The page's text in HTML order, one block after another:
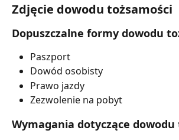
Zdjęcie dowodu tożsamości
Dopuszczalne formy dowodu
Paszport
Dowód osobisty
Prawo jazdy
Zezwolenie na pobyt
Wymagania dotyczące dowodu